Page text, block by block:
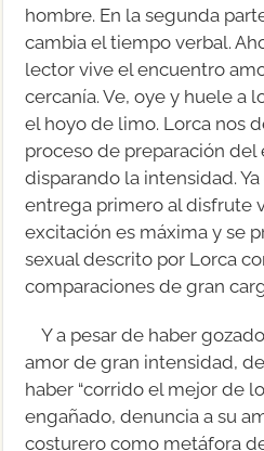
hombre. En la segunda
cambia el tiempo verbal.
lector vive el encuentro
cercanía. Ve, oye y huele a
el hoyo de limo. Lorca nos
proceso de preparación del
disparando la intensidad.
entrega primero al disfrute
excitación es máxima y se
sexual descrito por Lorca
comparaciones de gran
Y a pesar de haber
amor de gran intensidad,
haber “corrido el mejor de
engañado, denuncia a su
costurero como metáfora